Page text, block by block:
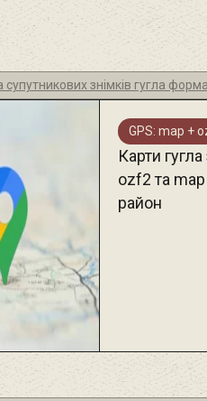
супутникових знімків гугла
GPS: map +
Карти
ozf2 та
район